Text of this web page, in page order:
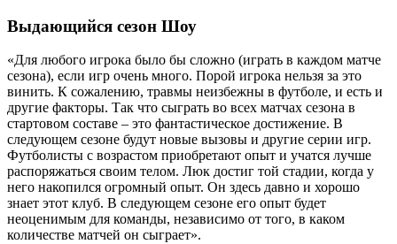
Выдающийся сезон Шоу
«Для любого игрока было бы сложно (играть в каждом матче
сезона), если игр очень много. Порой игрока нельзя за это
винить. К сожалению, травмы неизбежны в футболе, и есть и
другие факторы. Так что сыграть во всех матчах сезона в
стартовом составе – это фантастическое достижение. В
следующем сезоне будут новые вызовы и другие серии игр.
Футболисты с возрастом приобретают опыт и учатся лучше
распоряжаться своим телом. Люк достиг той стадии, когда у
него накопился огромный опыт. Он здесь давно и хорошо
знает этот клуб. В следующем сезоне его опыт будет
неоценимым для команды, независимо от того, в каком
количестве матчей он сыграет».